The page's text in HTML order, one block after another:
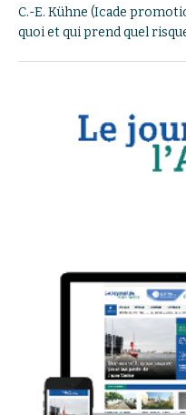
C.-E. Kühne (Icade
quoi et qui prend quel